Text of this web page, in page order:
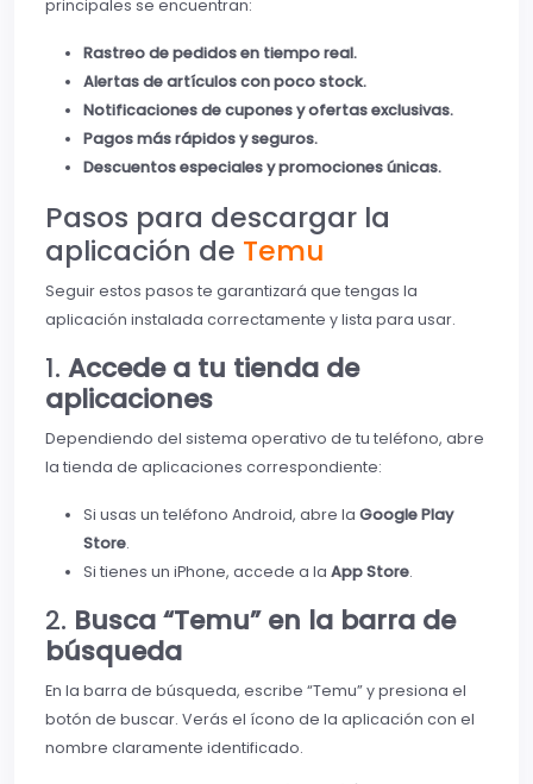
principales se encuentran:
Rastreo de pedidos en tiempo real.
Alertas de artículos con poco stock.
Notificaciones de cupones y ofertas exclusivas.
Pagos más rápidos y seguros.
Descuentos especiales y promociones únicas.
Pasos para descargar la
aplicación de Temu
Seguir estos pasos te garantizará que tengas la
aplicación instalada correctamente y lista para usar.
1. Accede a tu tienda de
aplicaciones
Dependiendo del sistema operativo de tu teléfono, abre
la tienda de aplicaciones correspondiente:
Si usas un teléfono Android, abre la Google Play
Store.
Si tienes un iPhone, accede a la App Store.
2. Busca “Temu” en la barra de
búsqueda
En la barra de búsqueda, escribe “Temu” y presiona el
botón de buscar. Verás el ícono de la aplicación con el
nombre claramente identificado.